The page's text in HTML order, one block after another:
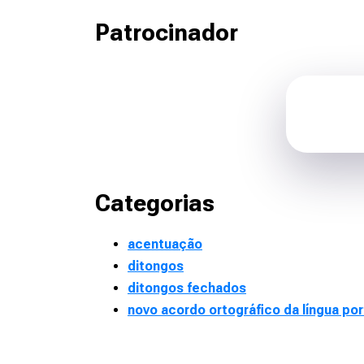
Patrocinador
Categorias
acentuação
ditongos
ditongos fechados
novo acordo ortográfico da língua